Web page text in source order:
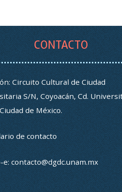
CONTACTO
Circuito Cultural de Ciudad
S/N, Coyoacán, Cd.
de México.
de contacto
e:contacto@dgdc.unam.mx